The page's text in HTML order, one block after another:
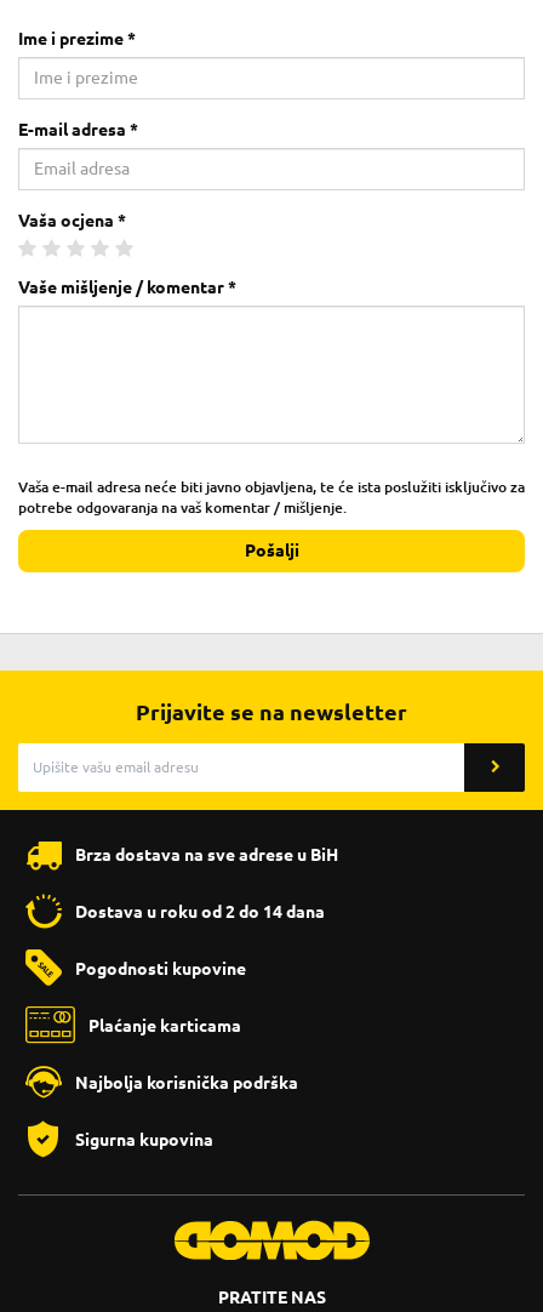
Ime i prezime *
E-mail adresa *
Vaša ocjena *
Vaše mišljenje / komentar *
Vaša e-mail adresa neće biti javno objavljena, te će ista poslužiti isključivo za
potrebe odgovaranja na vaš komentar / mišljenje.
Pošalji
Prijavite se na newsletter
Brza dostava na sve adrese u BiH
Dostava u roku od 2 do 14 dana
Pogodnosti kupovine
Plaćanje karticama
Najbolja korisnička podrška
Sigurna kupovina
PRATITE NAS